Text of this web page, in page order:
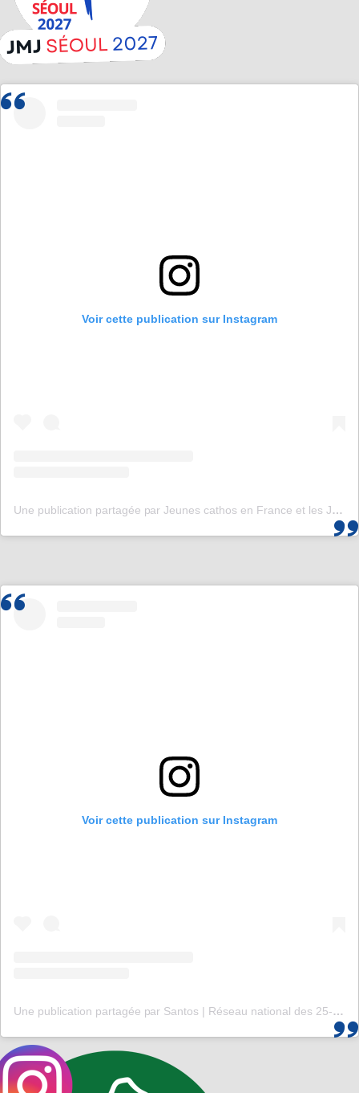
Voir cette publication sur Instagram
Une publication partagée par Jeunes cathos en France et les JMJ de Corée 2027 (@jeunescathos_fr)
Voir cette publication sur Instagram
Une publication partagée par Santos | Réseau national des 25-35 (@santos_cef)